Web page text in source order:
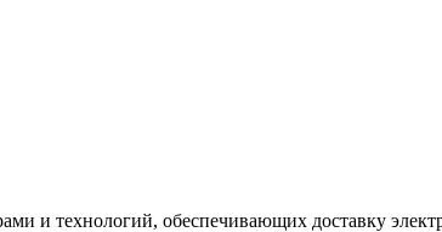
и технологий, обеспечивающих доставку